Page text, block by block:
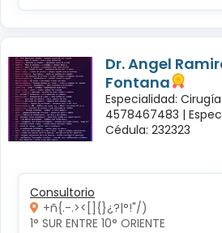
Dr. Angel
Fontana
Especialidad:
4578467483 |
Cédula: 232323
Consultorio
+ñ{.-.><[]{}¿?|°!"/)
1° SUR ENTRE 10° ORIENTE